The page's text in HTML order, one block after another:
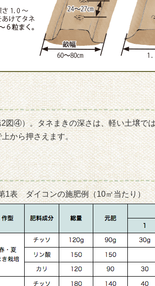
図④）。タネまきの深さは、軽い土壌で
から押さえます。
1表 ダイコンの施肥例（10㎡当たり）